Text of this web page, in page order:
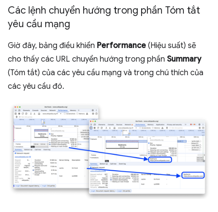
Các lệnh chuyển hướng trong phần Tóm tắt
yêu cầu mạng
Giờ đây, bảng điều khiển Performance (Hiệu suất) sẽ
cho thấy các URL chuyển hướng trong phần Summary
(Tóm tắt) của các yêu cầu mạng và trong chú thích của
các yêu cầu đó.